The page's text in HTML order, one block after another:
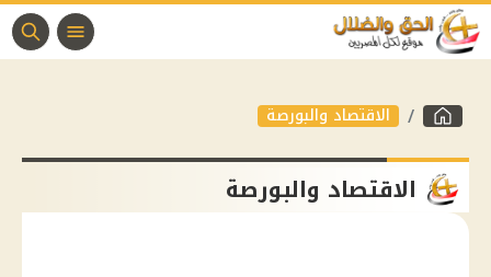
الاقتصاد والبورصة
الاقتصاد والبورصة